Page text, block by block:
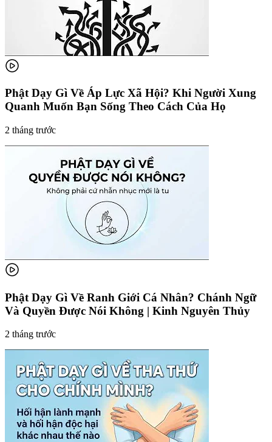
Phật Dạy Gì Về Áp Lực Xã Hội? Khi Người Xung
Quanh Muốn Bạn Sống Theo Cách Của Họ
2 tháng trước
Phật Dạy Gì Về Ranh Giới Cá Nhân? Chánh Ngữ
Và Quyền Được Nói Không | Kinh Nguyên Thủy
2 tháng trước